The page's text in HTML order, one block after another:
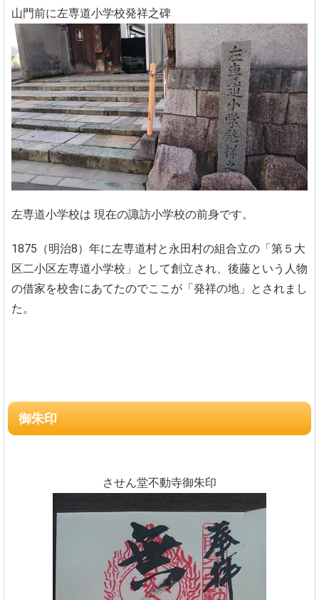
山門前に左専道小学校発祥之碑
左専道小学校は 現在の諏訪小学校の前身です。
1875（明治8）年に左専道村と永田村の組合立の「第５大
区二小区左専道小学校」として創立され、後藤という人物
の借家を校舎にあてたのでここが「発祥の地」とされまし
た。
御朱印
させん堂不動寺御朱印